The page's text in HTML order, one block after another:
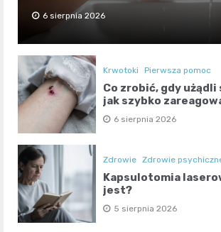
6 sierpnia 2026
Krwotoki Pierwsza pomoc
Co zrobić, gdy użądli
jak szybko
6 sierpnia 2026
Zdrowie Zdrowie
Kapsulotomia
jest?
5 sierpnia 2026